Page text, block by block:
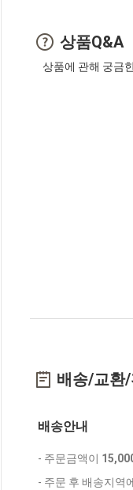
상품Q&A
상품에 관해 궁금
배송/교환
배송안내
- 주문금액이
- 주문 후 배송지역